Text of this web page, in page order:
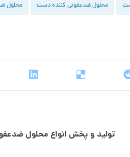
محلول ضدعفونی کننده دست محلول
تولید و پخش انواع محلول